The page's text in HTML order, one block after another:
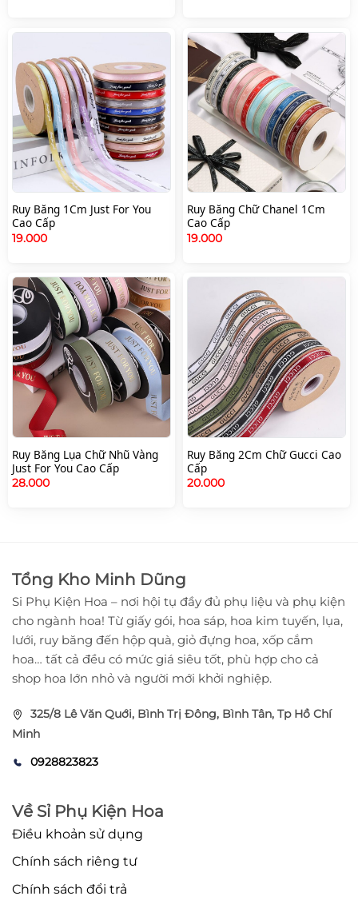
Ruy Băng 1Cm Just For You
Cao Cấp
19.000
Ruy Băng Chữ Chanel 1Cm
Cao Cấp
19.000
Ruy Băng Lụa Chữ Nhũ Vàng
Just For You Cao Cấp
28.000
Ruy Băng 2Cm Chữ Gucci Cao
Cấp
20.000
Tổng Kho Minh Dũng
Si Phụ Kiện Hoa – nơi hội tụ đầy đủ phụ liệu và phụ kiện
cho ngành hoa! Từ giấy gói, hoa sáp, hoa kim tuyến, lụa,
lưới, ruy băng đến hộp quà, giỏ đựng hoa, xốp cắm
hoa… tất cả đều có mức giá siêu tốt, phù hợp cho cả
shop hoa lớn nhỏ và người mới khởi nghiệp.
325/8 Lê Văn Quới, Bình Trị Đông, Bình Tân, Tp Hồ Chí
Minh
0928823823
Về Sỉ Phụ Kiện Hoa
Điều khoản sử dụng
Chính sách riêng tư
Chính sách đổi trả